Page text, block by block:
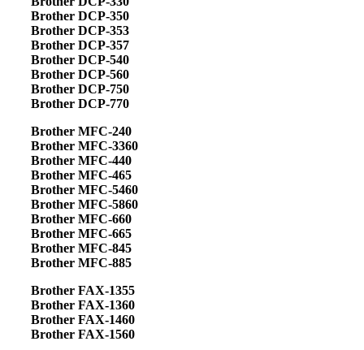
Brother DCP-350
Brother DCP-353
Brother DCP-357
Brother DCP-540
Brother DCP-560
Brother DCP-750
Brother DCP-770
Brother MFC-240
Brother MFC-3360
Brother MFC-440
Brother MFC-465
Brother MFC-5460
Brother MFC-5860
Brother MFC-660
Brother MFC-665
Brother MFC-845
Brother MFC-885
Brother FAX-1355
Brother FAX-1360
Brother FAX-1460
Brother FAX-1560